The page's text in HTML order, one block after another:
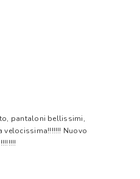
pantaloni bellissimi,
velocissima!!!!!!! Nuovo